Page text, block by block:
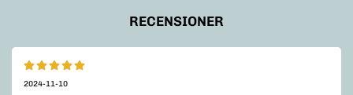
RECENSIONER
2024-11-10